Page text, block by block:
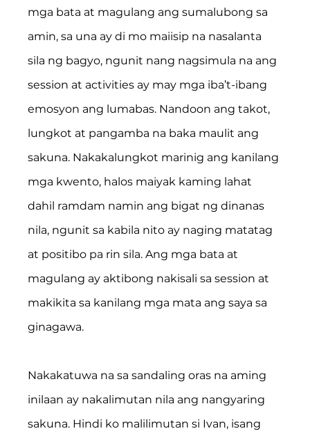
mga bata at magulang ang sumalubong sa
amin, sa una ay di mo maiisip na nasalanta
sila ng bagyo, ngunit nang nagsimula na ang
session at activities ay may mga iba’t-ibang
emosyon ang lumabas. Nandoon ang takot,
lungkot at pangamba na baka maulit ang
sakuna. Nakakalungkot marinig ang kanilang
mga kwento, halos maiyak kaming lahat
dahil ramdam namin ang bigat ng dinanas
nila, ngunit sa kabila nito ay naging matatag
at positibo pa rin sila. Ang mga bata at
magulang ay aktibong nakisali sa session at
makikita sa kanilang mga mata ang saya sa
ginagawa.
Nakakatuwa na sa sandaling oras na aming
inilaan ay nakalimutan nila ang nangyaring
sakuna. Hindi ko malilimutan si Ivan, isang